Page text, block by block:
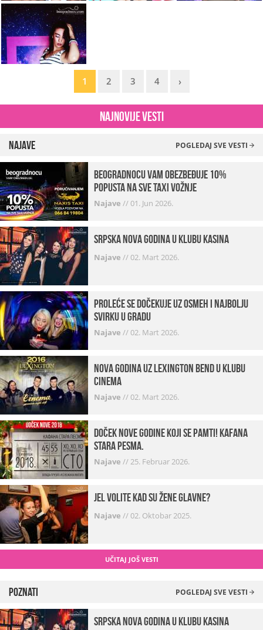
1 2 3 4 ›
Najnovije vesti
Najave POGLEDAJ SVE VESTI
beogradnocu vam obezbeđuje 10%
popusta na sve taxi vožnje
Najave //01. Jun 2026.
Srpska Nova godina u klubu Kasina
Najave //02. Mart 2026.
Proleće se dočekuje uz osmeh i najbolju
svirku u gradu
Najave //02. Mart 2026.
Nova godina uz Lexington bend u klubu
Cinema
Najave //02. Mart 2026.
Doček Nove godine koji se pamti! Kafana
Stara pesma.
Najave //25. Februar 2026.
Jel volite kad su žene glavne?
Najave //02. Oktobar 2025.
UČITAJ JOŠ VESTI
Poznati POGLEDAJ SVE VESTI
Srpska Nova godina u klubu Kasina